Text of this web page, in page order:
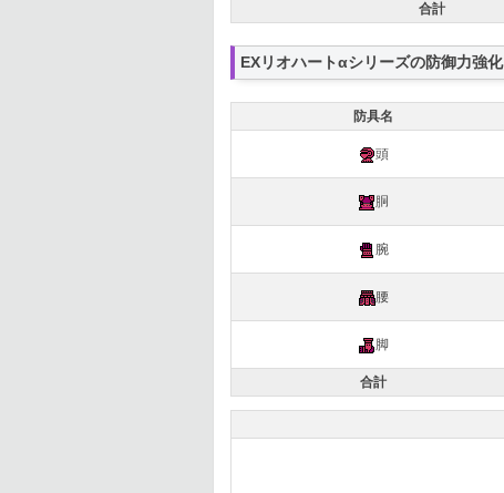
合計
EXリオハートαシリーズの防御力強化
防具名
頭
胴
腕
腰
脚
合計